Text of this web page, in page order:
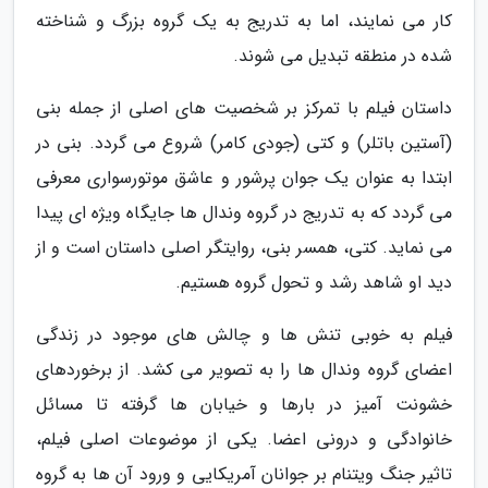
کار می نمایند، اما به تدریج به یک گروه بزرگ و شناخته
شده در منطقه تبدیل می شوند.
داستان فیلم با تمرکز بر شخصیت های اصلی از جمله بنی
(آستین باتلر) و کتی (جودی کامر) شروع می گردد. بنی در
ابتدا به عنوان یک جوان پرشور و عاشق موتورسواری معرفی
می گردد که به تدریج در گروه وندال ها جایگاه ویژه ای پیدا
می نماید. کتی، همسر بنی، روایتگر اصلی داستان است و از
دید او شاهد رشد و تحول گروه هستیم.
فیلم به خوبی تنش ها و چالش های موجود در زندگی
اعضای گروه وندال ها را به تصویر می کشد. از برخوردهای
خشونت آمیز در بارها و خیابان ها گرفته تا مسائل
خانوادگی و درونی اعضا. یکی از موضوعات اصلی فیلم،
تاثیر جنگ ویتنام بر جوانان آمریکایی و ورود آن ها به گروه